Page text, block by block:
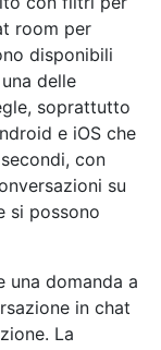
room per
disponibili
delle
soprattutto
e iOS che
con
su
si possono
una domanda a
in chat
La